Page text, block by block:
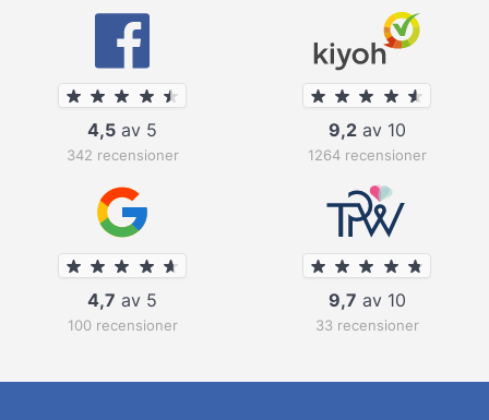
4,5 av 5
342 recensioner
9,2av 10
1264 recensioner
4,7 av 5
100 recensioner
9,7 av 10
33 recensioner